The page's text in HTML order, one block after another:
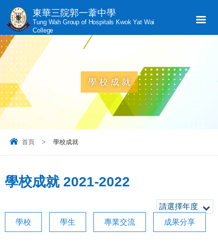
東華三院郭一葦中學
Tung Wah Group of Hospitals Kwok Yat Wai
College
學校成就
首頁 > 學校成就
學校成就 2021-2022
請選擇年度
學校
學生 專業交流 成果分享